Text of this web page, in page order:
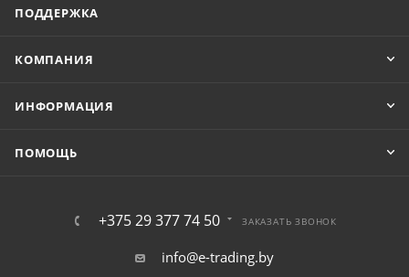
ПОДДЕРЖКА
КОМПАНИЯ
ИНФОРМАЦИЯ
ПОМОЩЬ
+375 29 377 74 50 ЗАКАЗАТЬ ЗВОНОК
info@e-trading.by